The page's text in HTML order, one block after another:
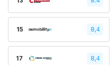
15 8,4
17 8,4